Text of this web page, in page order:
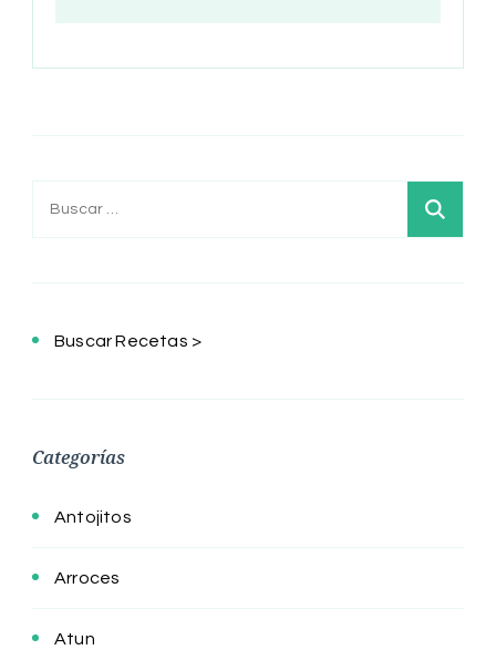
Buscar:
Buscar Recetas >
Categorías
Antojitos
Arroces
Atun